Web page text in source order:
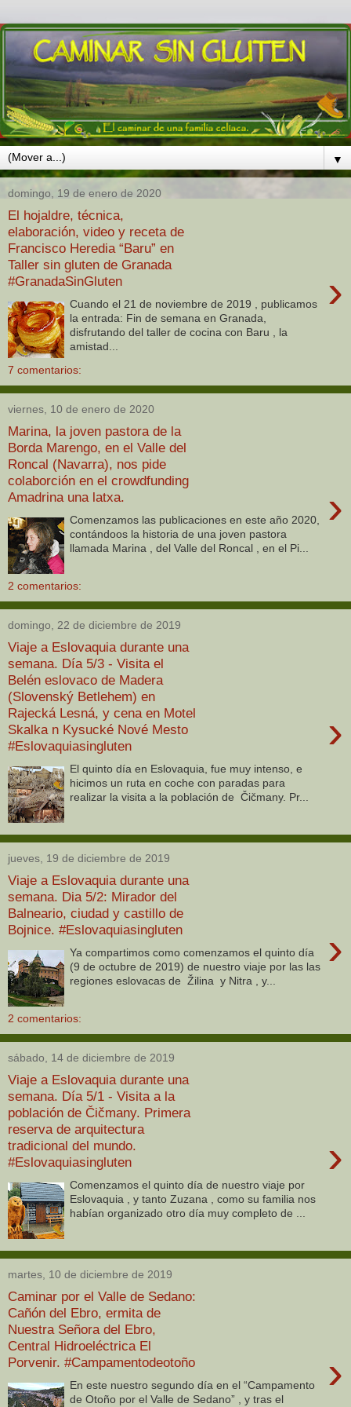
▼
domingo, 19 de enero de 2020
El hojaldre, técnica,
elaboración, video y receta de
Francisco Heredia “Baru” en
Taller sin gluten de Granada
#GranadaSinGluten
›
Cuando el 21 de noviembre de 2019 , publicamos
la entrada: Fin de semana en Granada,
disfrutando del taller de cocina con Baru , la
amistad...
7 comentarios:
viernes, 10 de enero de 2020
Marina, la joven pastora de la
Borda Marengo, en el Valle del
Roncal (Navarra), nos pide
colaborción en el crowdfunding
Amadrina una latxa.
›
Comenzamos las publicaciones en este año 2020,
contándoos la historia de una joven pastora
llamada Marina , del Valle del Roncal , en el Pi...
2 comentarios:
domingo, 22 de diciembre de 2019
Viaje a Eslovaquia durante una
semana. Día 5/3 - Visita el
Belén eslovaco de Madera
(Slovenský Betlehem) en
Rajecká Lesná, y cena en Motel
Skalka n Kysucké Nové Mesto
#Eslovaquiasingluten
›
El quinto día en Eslovaquia, fue muy intenso, e
hicimos un ruta en coche con paradas para
realizar la visita a la población de Čičmany. Pr...
jueves, 19 de diciembre de 2019
Viaje a Eslovaquia durante una
semana. Dia 5/2: Mirador del
Balneario, ciudad y castillo de
Bojnice. #Eslovaquiasingluten
›
Ya compartimos como comenzamos el quinto día
(9 de octubre de 2019) de nuestro viaje por las las
regiones eslovacas de Žilina y Nitra , y...
2 comentarios:
sábado, 14 de diciembre de 2019
Viaje a Eslovaquia durante una
semana. Día 5/1 - Visita a la
población de Čičmany. Primera
reserva de arquitectura
tradicional del mundo.
#Eslovaquiasingluten
›
Comenzamos el quinto día de nuestro viaje por
Eslovaquia , y tanto Zuzana , como su familia nos
habían organizado otro día muy completo de ...
martes, 10 de diciembre de 2019
Caminar por el Valle de Sedano:
Cañón del Ebro, ermita de
Nuestra Señora del Ebro,
Central Hidroeléctrica El
Porvenir. #Campamentodeotoño
›
En este nuestro segundo día en el “Campamento
de Otoño por el Valle de Sedano” , y tras el